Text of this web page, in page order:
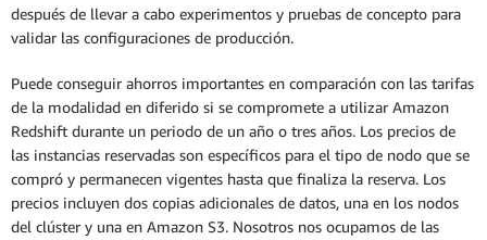
después de llevar a cabo experimentos y pruebas de concepto para
validar las configuraciones de producción.
Puede conseguir ahorros importantes en comparación con las tarifas
de la modalidad en diferido si se compromete a utilizar Amazon
Redshift durante un periodo de un año o tres años. Los precios de
las instancias reservadas son específicos para el tipo de nodo que se
compró y permanecen vigentes hasta que finaliza la reserva. Los
precios incluyen dos copias adicionales de datos, una en los nodos
del clúster y una en Amazon S3. Nosotros nos ocupamos de las